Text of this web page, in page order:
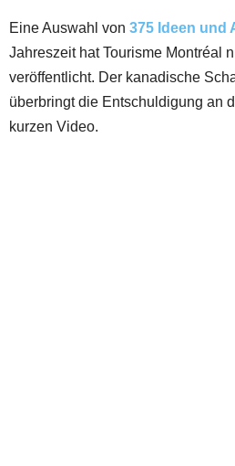
Eine Auswahl von 375 Ideen und
Jahreszeit hat Tourisme Montréal
veröffentlicht. Der kanadische
überbringt die Entschuldigung an
kurzen Video.